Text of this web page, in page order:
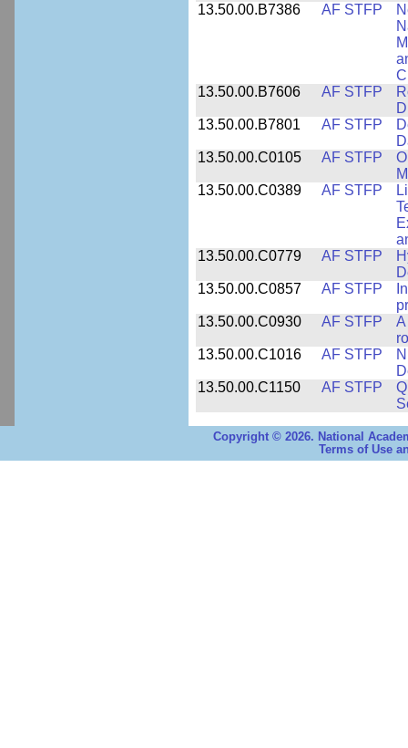
13.50.00.B7386 AF STFP
13.50.00.B7606
AF STFP
13.50.00.B7801
AF STFP
13.50.00.C0105
AF STFP
13.50.00.C0389
AF STFP
13.50.00.C0779
AF STFP
13.50.00.C0857
AF STFP
13.50.00.C0930
AF STFP
13.50.00.C1016
AF STFP
13.50.00.C1150
AF STFP
Copyright © 2026. National
Terms of Use